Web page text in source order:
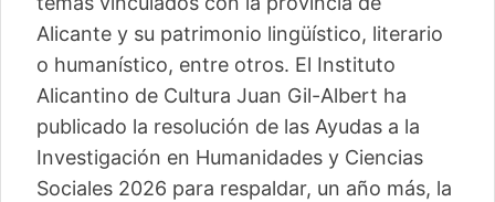
Alicante y su patrimonio lingüístico, literario
o humanístico, entre otros. El Instituto
Alicantino de Cultura Juan Gil-Albert ha
publicado la resolución de las Ayudas a la
Investigación en Humanidades y Ciencias
Sociales 2026 para respaldar, un año más, la